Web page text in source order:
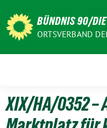
zum
Inhalt
BÜNDNIS 90/
ORTSVERBAND
XIX/HA/0352 –